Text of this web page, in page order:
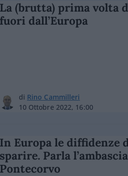
La (brutta) prima volta
fuori dall’Europa
di Rino Cammilleri
10 Ottobre 2022, 16:00
In Europa le diffidenze
sparire. Parla
Pontecorvo